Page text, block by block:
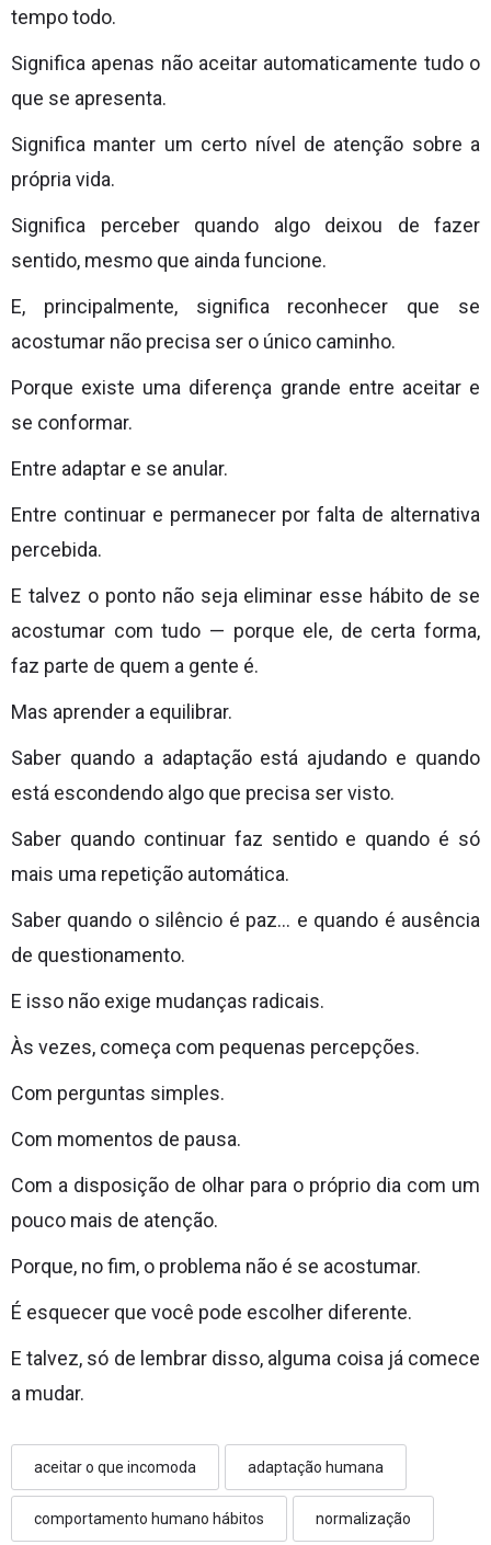
tempo todo.
Significa apenas não aceitar automaticamente tudo o
que se apresenta.
Significa manter um certo nível de atenção sobre a
própria vida.
Significa perceber quando algo deixou de fazer
sentido, mesmo que ainda funcione.
E, principalmente, significa reconhecer que se
acostumar não precisa ser o único caminho.
Porque existe uma diferença grande entre aceitar e
se conformar.
Entre adaptar e se anular.
Entre continuar e permanecer por falta de alternativa
percebida.
E talvez o ponto não seja eliminar esse hábito de se
acostumar com tudo — porque ele, de certa forma,
faz parte de quem a gente é.
Mas aprender a equilibrar.
Saber quando a adaptação está ajudando e quando
está escondendo algo que precisa ser visto.
Saber quando continuar faz sentido e quando é só
mais uma repetição automática.
Saber quando o silêncio é paz… e quando é ausência
de questionamento.
E isso não exige mudanças radicais.
Às vezes, começa com pequenas percepções.
Com perguntas simples.
Com momentos de pausa.
Com a disposição de olhar para o próprio dia com um
pouco mais de atenção.
Porque, no fim, o problema não é se acostumar.
É esquecer que você pode escolher diferente.
E talvez, só de lembrar disso, alguma coisa já comece
a mudar.
aceitar o que incomoda adaptação humana
comportamento humano hábitos normalização